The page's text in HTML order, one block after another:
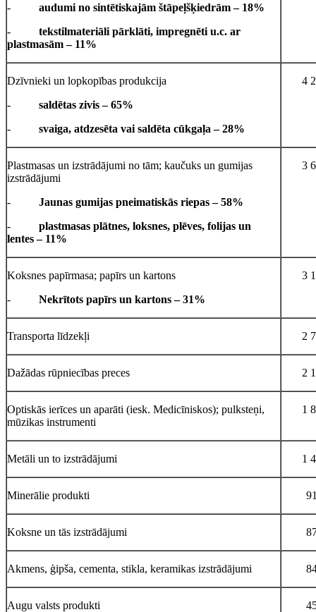
- audumi no sintētiskajām štāpeļšķiedrām – 18%
- tekstilmateriāli pārklāti, impregnēti u.c. ar
plastmasām – 11%
Dzīvnieki un lopkopības produkcija
- saldētas zivis – 65%
- svaiga, atdzesēta vai saldēta cūkgaļa – 28%
4
Plastmasas un izstrādājumi no tām; kaučuks un gumijas
izstrādājumi
- Jaunas gumijas pneimatiskās riepas – 58%
- plastmasas plātnes, loksnes, plēves, folijas un
lentes – 11%
3
Koksnes papīrmasa; papīrs un kartons
- Nekrītots papīrs un kartons – 31%
3
Transporta līdzekļi 2
Dažādas rūpniecības preces 2
Optiskās ierīces un aparāti (iesk. Medicīniskos); pulksteņi,
mūzikas instrumenti
1
Metāli un to izstrādājumi 1
Minerālie produkti
Koksne un tās izstrādājumi
Akmens, ģipša, cementa, stikla, keramikas izstrādājumi
Augu valsts produkti